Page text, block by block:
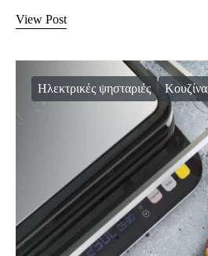
View Post
Ηλεκτρικές ψησταριές Κουζίνα